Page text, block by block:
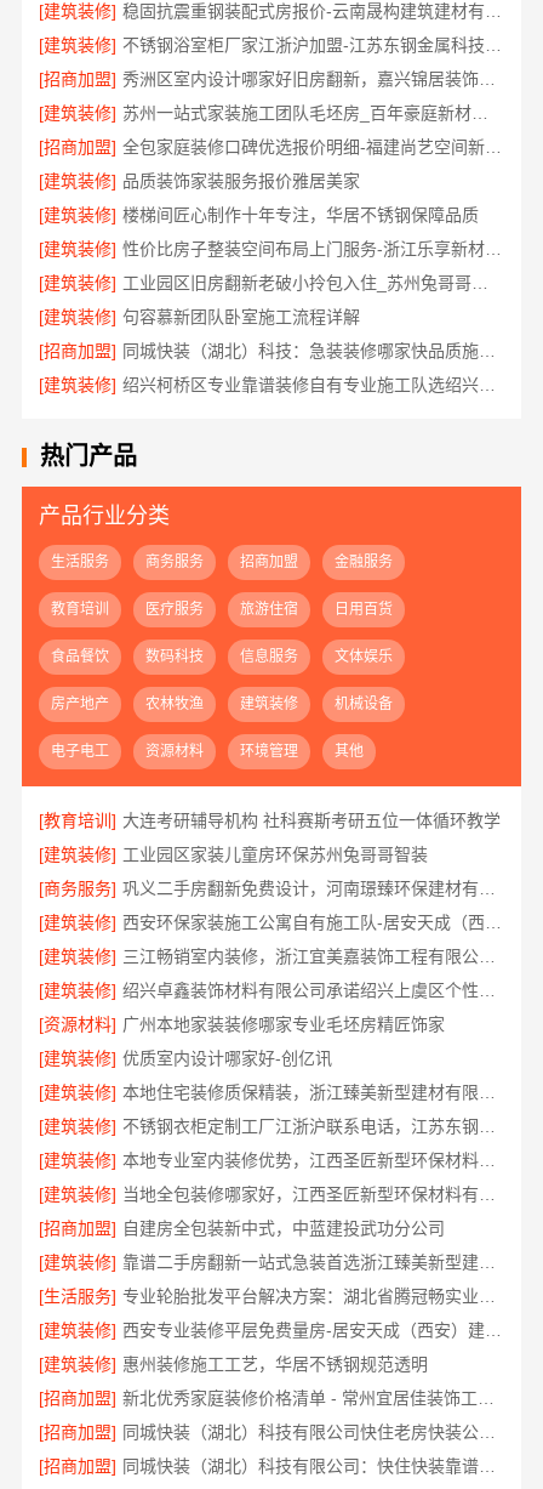
[建筑装修]
[建筑装修]
[招商加盟]
秀洲区室内设计哪家好旧房翻新，嘉兴锦居装饰材料有限公司
[建筑装修]
苏州一站式家装施工团队毛坯房_百年豪庭新材料全案
[招商加盟]
全包家庭装修口碑优选报价明细-福建尚艺空间新材料科技有限公司
[建筑装修] 品质装饰家装服务报价雅居美家
[建筑装修] 楼梯间匠心制作十年专注，华居不锈钢保障品质
[建筑装修]
性价比房子整装空间布局上门服务-浙江乐享新材料有限公司
[建筑装修]
工业园区旧房翻新老破小拎包入住_苏州兔哥哥智装新材料有限公司全包服务
[建筑装修] 句容慕新团队卧室施工流程详解
[招商加盟]
同城快装（湖北）科技：急装装修哪家快品质施工放心
[建筑装修]
绍兴柯桥区专业靠谱装修自有专业施工队选绍兴卓鑫装饰材料有限公司
热门产品
产品行业分类
生活服务 商务服务 招商加盟 金融服务
教育培训 医疗服务 旅游住宿 日用百货
食品餐饮 数码科技 信息服务 文体娱乐
房产地产 农林牧渔 建筑装修 机械设备
电子电工 资源材料 环境管理 其他
[教育培训] 大连考研辅导机构 社科赛斯考研五位一体循环教学
[建筑装修] 工业园区家装儿童房环保苏州兔哥哥智装
[商务服务]
[建筑装修]
[建筑装修]
三江畅销室内装修，浙江宜美嘉装饰工程有限公司绍兴南部本地伙伴
[建筑装修]
[资源材料] 广州本地家装装修哪家专业毛坯房精匠饰家
[建筑装修] 优质室内设计哪家好-创亿讯
[建筑装修]
[建筑装修]
[建筑装修]
本地专业室内装修优势，江西圣匠新型环保材料有限公司
[建筑装修]
[招商加盟] 自建房全包装新中式，中蓝建投武功分公司
[建筑装修]
靠谱二手房翻新一站式急装首选浙江臻美新型建材有限公司
[生活服务]
[建筑装修]
西安专业装修平层免费量房-居安天成（西安）建筑工程有限责任公司
[建筑装修] 惠州装修施工工艺，华居不锈钢规范透明
[招商加盟]
[招商加盟]
同城快装（湖北）科技有限公司快住老房快装公司工期保障省心
[招商加盟]
同城快装（湖北）科技有限公司：快住快装靠谱吗省心